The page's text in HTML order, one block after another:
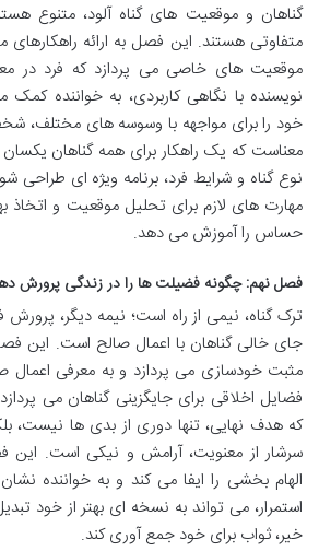
گناهان و موقعیت های گناه آلود، متنوع
متفاوتی هستند. این فصل به ارائه راهکارهای
موقعیت های خاصی می پردازد که فرد در
نویسنده با نگاهی کاربردی، به خواننده کمک
خود را برای مواجهه با وسوسه های مختلف،
معناست که یک راهکار برای همه گناهان
نوع گناه و شرایط فرد، برنامه ویژه ای طراحی
مهارت های لازم برای تحلیل موقعیت و
حساس را آموزش می دهد.
فصل نهم: چگونه فضیلت ها را در زندگی پرورش
ترک گناه، نیمی از راه است؛ نیمه دیگر،
جای خالی گناهان با اعمال صالح است. این
مثبت خودسازی می پردازد و به معرفی
فضایل اخلاقی برای جایگزینی گناهان می
که هدف نهایی، تنها دوری از بدی ها نیست،
سرشار از معنویت، آرامش و نیکی است.
الهام بخشی را ایفا می کند و به خواننده
استمرار، می تواند به نسخه ای بهتر از خود
خیر، ثواب برای خود جمع آوری کند.